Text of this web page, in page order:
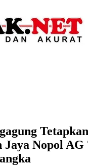
Nopol AG